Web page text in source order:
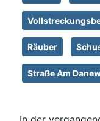
Räuber
Straße Am